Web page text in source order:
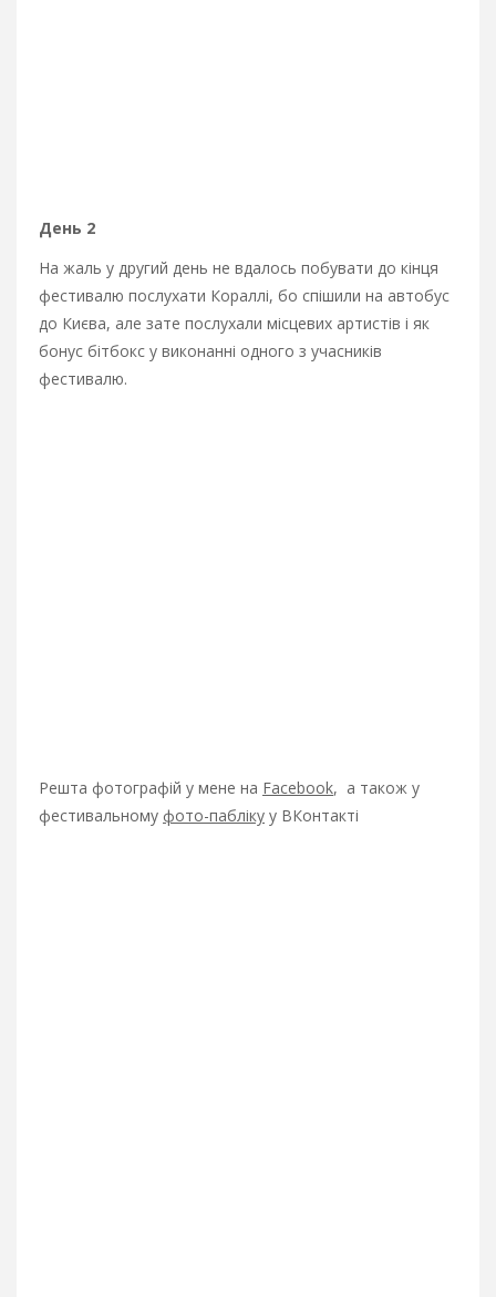
День 2
На жаль у другий день не вдалось побувати до кінця
фестивалю послухати Кораллі, бо спішили на автобус
до Києва, але зате послухали місцевих артистів і як
бонус бітбокс у виконанні одного з учасників
фестивалю.
Решта фотографій у мене на Facebook, а також у
фестивальному фото-пабліку у ВКонтакті